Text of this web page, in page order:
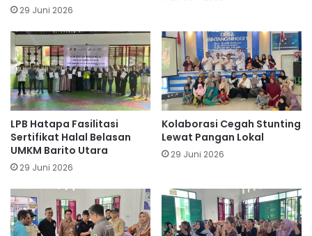
29 Juni 2026
LPB Hatapa Fasilitasi
Sertifikat Halal Belasan
UMKM Barito Utara
29 Juni 2026
Kolaborasi Cegah Stunting
Lewat Pangan Lokal
29 Juni 2026